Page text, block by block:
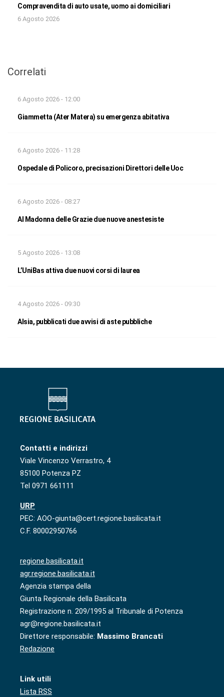
Compravendita di auto usate, uomo ai domiciliari
6 Agosto 2026
Correlati
6 Agosto 2026 - 12:00
Giammetta (Ater Matera) su emergenza abitativa
6 Agosto 2026 - 11:28
Ospedale di Policoro, precisazioni Direttori delle Uoc
6 Agosto 2026 - 08:27
Al Madonna delle Grazie due nuove anestesiste
5 Agosto 2026 - 13:08
L’UniBas attiva due nuovi corsi di laurea
4 Agosto 2026 - 09:30
Alsia, pubblicati due avvisi di aste pubbliche
Contatti e indirizzi
Viale Vincenzo Verrastro, 4
85100 Potenza PZ
Tel 0971 661111
URP
PEC: AOO-giunta@cert.regione.basilicata.it
C.F. 80002950766
regione.basilicata.it
agr.regione.basilicata.it
Agenzia stampa della
Giunta Regionale della Basilicata
Registrazione n. 209/1995 al Tribunale di Potenza
agr@regione.basilicata.it
Direttore responsabile: Massimo Brancati
Redazione
Link utili
Lista RSS